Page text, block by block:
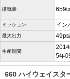
排気量
ミッション イン
最大出力
生産期間
5年
660 ハイウェイスタ